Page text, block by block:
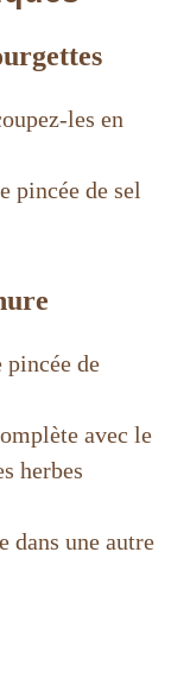
les en
pincée de sel
de
avec le
herbes
dans une autre